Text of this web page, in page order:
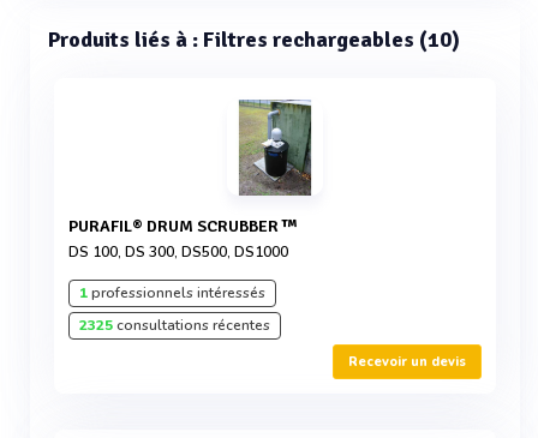
Produits liés à : Filtres rechargeables (10)
PURAFIL® DRUM SCRUBBER ™
DS 100, DS 300, DS500, DS1000
1professionnels intéressés
2325consultations récentes
Recevoir un devis